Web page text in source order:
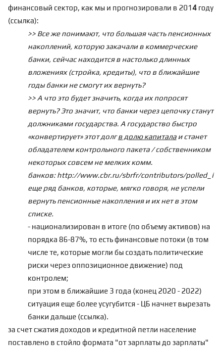
финансовый сектор, как мы и прогнозировали в 201 4 году
(ссылка):
>> Все же понимают, что большая часть пенсионных
накоплений, которую закачали в коммерческие
банки, сейчас находится в настолько длинных
вложениях (стройка, кредиты), что в ближайшие
годы банки не смогут их вернуть?
>> А что это будет значить, когда их попросят
вернуть? Это значит, что банки через цепочку станут
должниками государства. А государство быстро
«конвертирует» этот долгв долю капиталаи станет
обладателем контрольного пакета / собственником
некоторых совсем не мелких комм.
банков: http://www.cbr.ru/sbrfr/contributors/
еще ряд банков, которые, мягко говоря, не успели
вернуть пенсионные накопления и их нет в этом
списке.
- национализирован в итоге (по объему активов) на
порядка 86-87%, то есть финансовые потоки (в том
числе те, которые могли бы создать политические
риски через оппозиционное движение) под
контролем;
при этом в ближайшие 3 года (конец 2020 - 2022)
ситуация еще более усугубится - ЦБ начнет вырезать
банки дальше (ссылка).
за счет сжатия доходов и кредитной петли население
поставлено в стойло формата "от зарплаты до зарплаты"